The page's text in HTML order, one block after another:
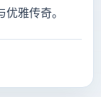
雅传奇。